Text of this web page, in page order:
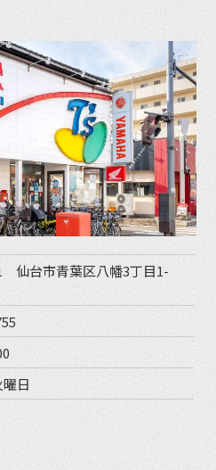
仙台市青葉区八幡3丁目1-
日